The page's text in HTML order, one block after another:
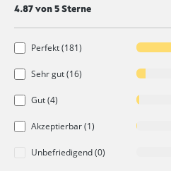
Durchschnittliche Bewertung von
4.87 von 5 Sterne
Perfekt (181)
Sehr gut (16)
Gut (4)
Akzeptierbar (1)
Unbefriedigend (0)